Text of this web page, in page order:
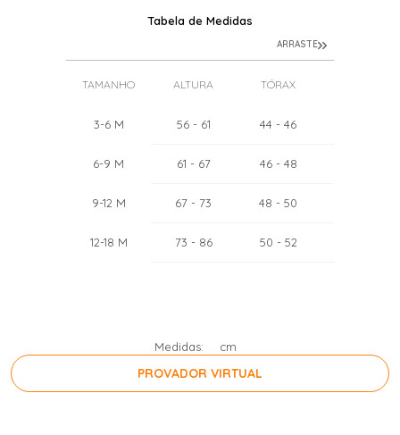
Tabela de Medidas
TAMANHO ALTURA TÓRAX
3-6 M 56- 61 44 - 46
6-9 M 61 - 67 46- 48
9-12 M 67 - 73 48 - 50
12-18 M 73 - 86 50 - 52
ARRASTE
Medidas: cm
PRESSIONE A BARRA DE
PROVADOR VIRTUAL